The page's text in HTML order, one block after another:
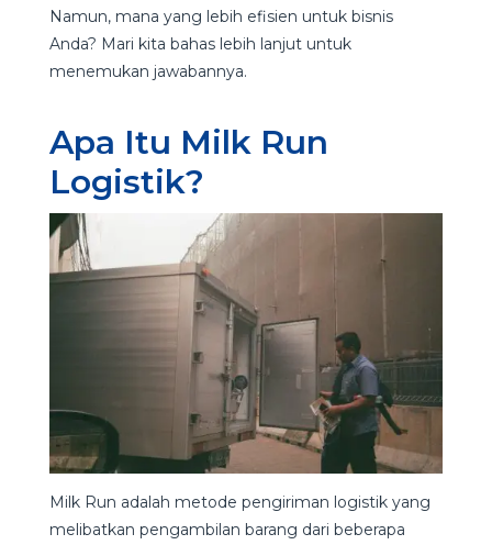
Namun, mana yang lebih efisien untuk bisnis
Anda? Mari kita bahas lebih lanjut untuk
menemukan jawabannya.
Apa Itu Milk Run
Logistik?
Milk Run adalah metode pengiriman logistik yang
melibatkan pengambilan barang dari beberapa